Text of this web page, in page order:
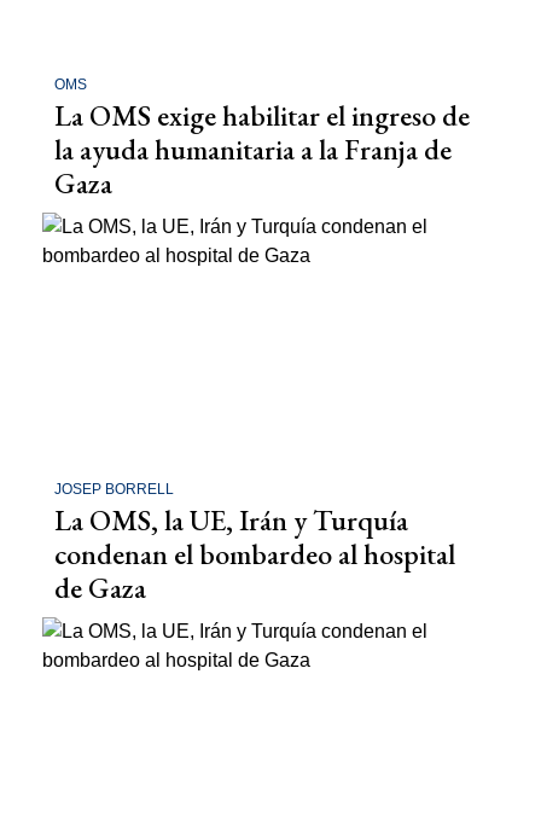
OMS
La OMS exige habilitar el ingreso de
la ayuda humanitaria a la Franja de
Gaza
JOSEP BORRELL
La OMS, la UE, Irán y Turquía
condenan el bombardeo al hospital
de Gaza